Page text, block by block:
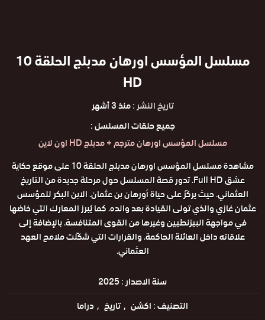
مسلسل المؤسس اورهان مدبلج الحلقة 10
HD
تاريخ النشر :منذ 3 أشهر
جميع حلقات المسلسل :
مسلسل المؤسس اورهان مترجم + مدبلج HD اون لاين
مشاهدة مسلسل المؤسس اورهان مدبلج الحلقة 10 على موقع حكاية
عشق Full HD. تدور قصة المسلسل حول مرحلة جديدة من التاريخ
العثماني. حيث يركّز على حياة أورهان بن عثمان. الابن البكر للمؤسس
عثمان غازي والذي تولى القيادة بعد والده. كما يُبرز المعارك التي خاضها
في مواجهة البيزنطيين وغيرها من القوى المتنافسة. بالإضافة إلى
علاقاته داخل العائلة الحاكمة. والقرارات التي شكّلت ملامح العهد
العثماني.
سنة الاصدار :2025
التصنيف :اكشن تاريخ دراما